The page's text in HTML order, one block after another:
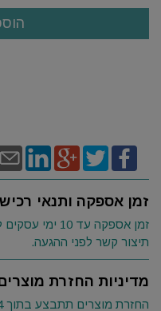
זמן אספקה ותנאי
זמן אספקה עד
תיצור קשר לפני ההגעה.
מדיניות החזרת